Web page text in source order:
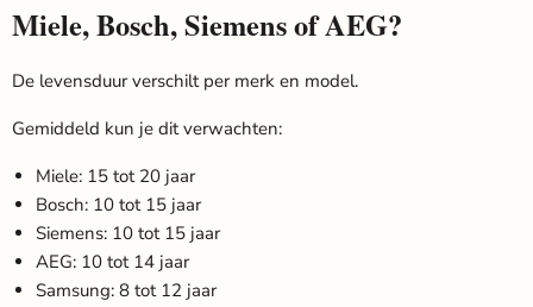
Miele, Bosch, Siemens of AEG?
De levensduur verschilt per merk en model.
Gemiddeld kun je dit verwachten:
Miele: 15 tot 20 jaar
Bosch: 10 tot 15 jaar
Siemens: 10 tot 15 jaar
AEG: 10 tot 14 jaar
Samsung: 8 tot 12 jaar